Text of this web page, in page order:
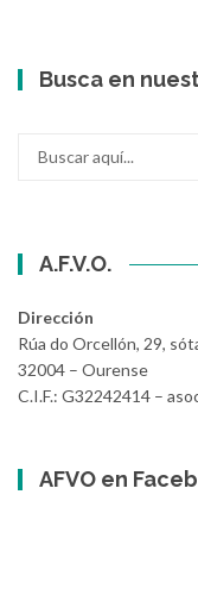
Busca en
A.F.V.O.
Dirección
Rúa do Orcellón, 29,
32004 – Ourense
C.I.F.: G32242414 –
AFVO en